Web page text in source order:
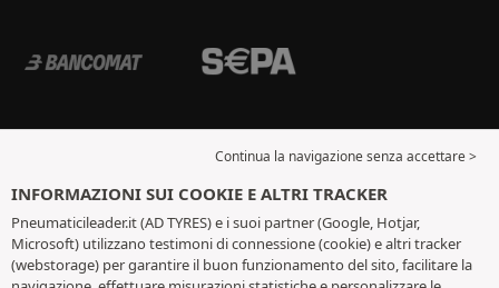
Continua la navigazione senza accettare >
INFORMAZIONI SUI COOKIE E ALTRI TRACKER
Pneumaticileader.it (AD TYRES) e i suoi partner (Google, Hotjar,
Microsoft) utilizzano testimoni di connessione (cookie) e altri tracker
(webstorage) per garantire il buon funzionamento del sito, facilitare la